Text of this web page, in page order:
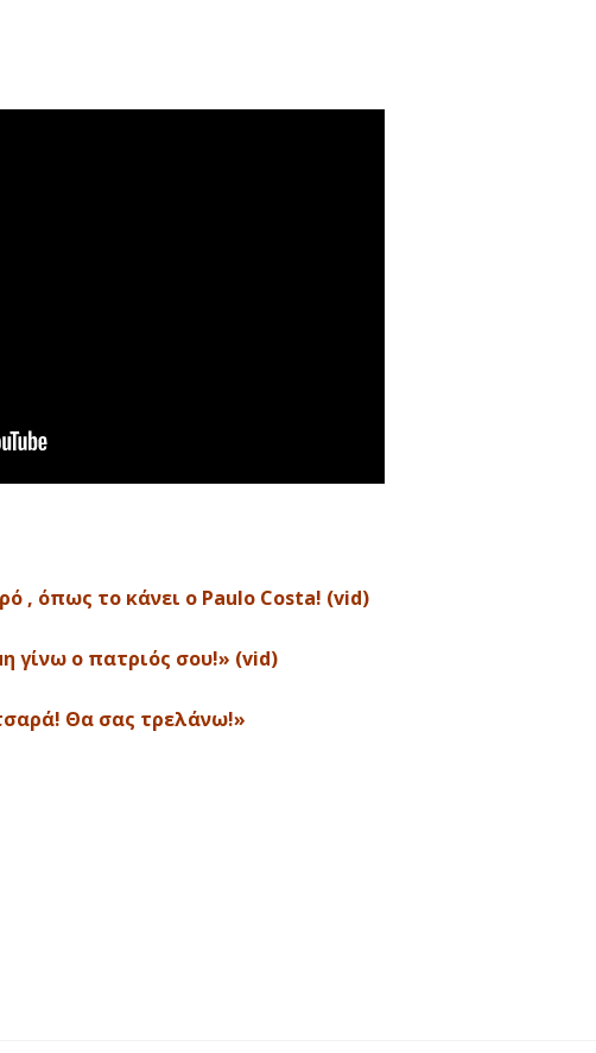
, όπως το κάνει ο Paulo Costa! (vid)
γίνω ο πατριός σου!» (vid)
Θα σας τρελάνω!»